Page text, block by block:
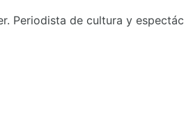
Periodista de cultura y